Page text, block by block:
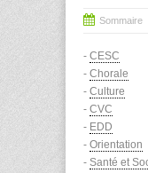
Sommaire
- CESC
- Chorale
- Culture
- CVC
- EDD
- Orientation
- Santé et